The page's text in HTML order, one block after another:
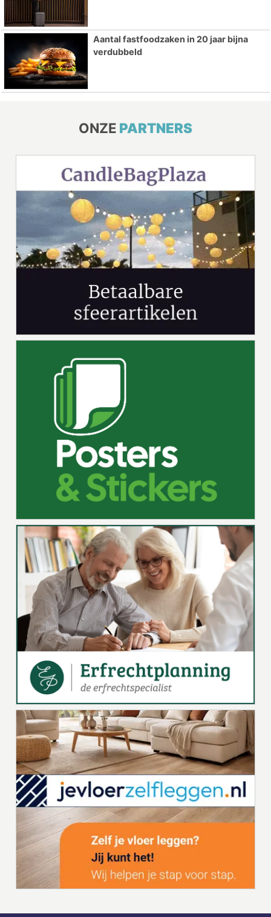
Aantal fastfoodzaken in 20 jaar bijna
verdubbeld
ONZE PARTNERS